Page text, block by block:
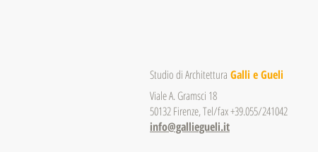
Studio di Architettura Galli e Gueli
Viale A. Gramsci 18
50132 Firenze, Tel/fax +39.055/241042
info@galliegueli.it